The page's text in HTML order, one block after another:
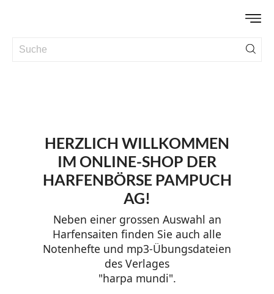
HERZLICH WILLKOMMEN
IM ONLINE-SHOP DER
HARFENBÖRSE PAMPUCH
AG!
Neben einer grossen Auswahl an
Harfensaiten finden Sie auch alle
Notenhefte und mp3-Übungsdateien
des Verlages
"harpa mundi".